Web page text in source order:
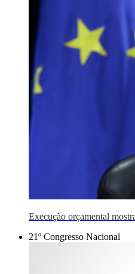
Execução orçamental
21º Congresso Nacional